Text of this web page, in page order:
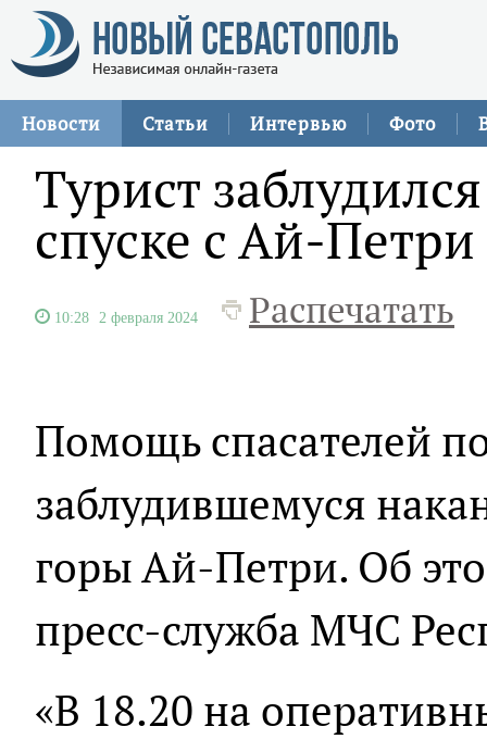
Новости Статьи Интервью Фото
Турист
спуске с Ай-Петри
10:28 2 февраля 2024 Распечатать
Помощь спасателей
заблудившемуся
горы Ай-Петри. Об
пресс-служба МЧС
«В 18.20 на